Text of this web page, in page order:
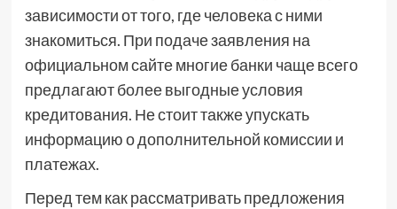
зависимости от того, где человека с ними
знакомиться. При подаче заявления на
официальном сайте многие банки чаще всего
предлагают более выгодные условия
кредитования. Не стоит также упускать
информацию о дополнительной комиссии и
платежах.
Перед тем как рассматривать предложения